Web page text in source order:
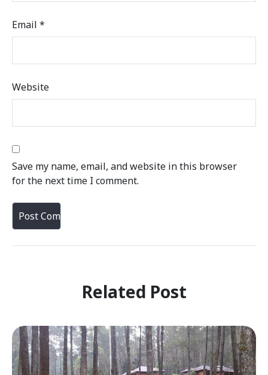
Email *
Website
Save my name, email, and website in this browser
for the next time I comment.
Related Post